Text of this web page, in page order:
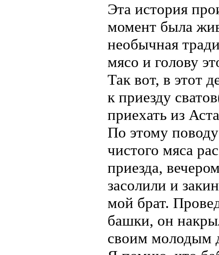
Эта история
момент была
необычная
мясо и голову
Так вот, в этот
к приезду
приехать из
По этому
чистого мяса
приезда,
засолили и
мой брат.
башки, он
своим молодым